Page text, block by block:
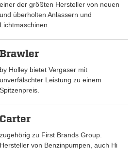
einer der größten Hersteller von neuen
und überholten Anlassern und
Lichtmaschinen.
Brawler
by Holley bietet Vergaser mit
unverfälschter Leistung zu einem
Spitzenpreis.
Carter
zugehörig zu First Brands Group.
Hersteller von Benzinpumpen, auch Hi